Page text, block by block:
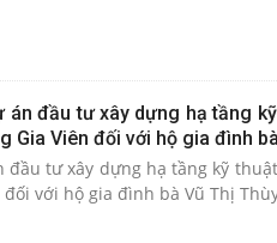
đầu tư xây dựng hạ tầng
Gia Viên đối với hộ gia đình
tư xây dựng hạ tầng kỹ
với hộ gia đình bà Vũ Thị